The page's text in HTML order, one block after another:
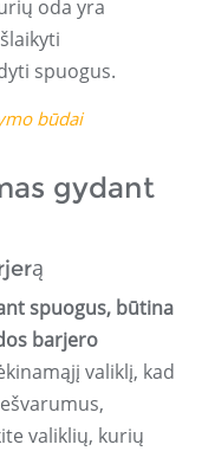
oda yra
spuogus.
būdai
gydant
spuogus, būtina
barjero
valiklį, kad
valiklių, kurių